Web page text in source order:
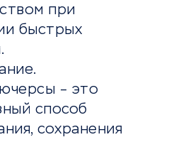
при
быстрых
– это
способ
сохранения